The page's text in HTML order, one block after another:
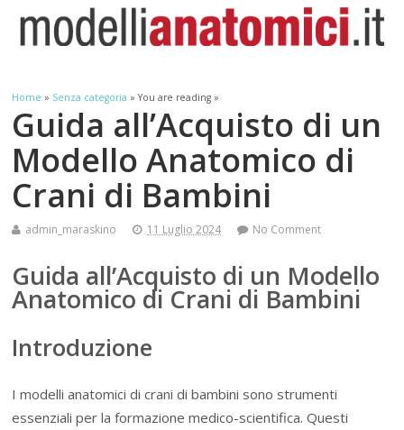
Home » Senza categoria » You are reading »
Guida all’Acquisto di un
Modello Anatomico di
Crani di Bambini
admin_maraskino 11 Luglio 2024 No Comment
Guida all’Acquisto di un Modello
Anatomico di Crani di Bambini
Introduzione
I modelli anatomici di crani di bambini sono strumenti
essenziali per la formazione medico-scientifica. Questi